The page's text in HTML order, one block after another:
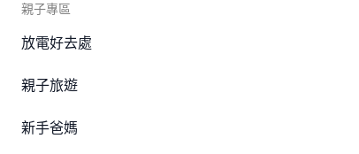
親子專區
放電好去處
親子旅遊
新手爸媽